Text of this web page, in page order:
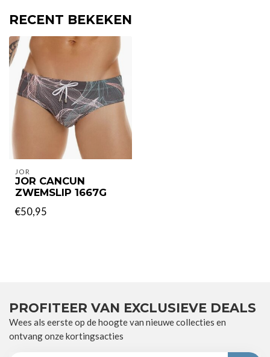
RECENT BEKEKEN
JOR
JOR CANCUN
ZWEMSLIP 1667G
€50,95
PROFITEER VAN EXCLUSIEVE DEALS
Wees als eerste op de hoogte van nieuwe collecties en
ontvang onze kortingsacties